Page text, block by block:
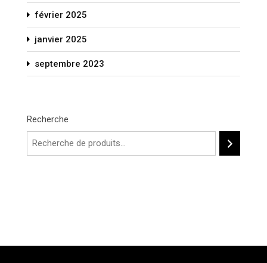
février 2025
janvier 2025
septembre 2023
Recherche